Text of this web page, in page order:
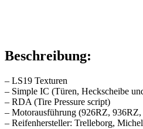
Beschreibung:
– LS19 Texturen
– Simple IC (Türen, Heckscheibe
– RDA (Tire Pressure script)
– Motorausführung (926RZ,
– Reifenhersteller: Trelleborg,